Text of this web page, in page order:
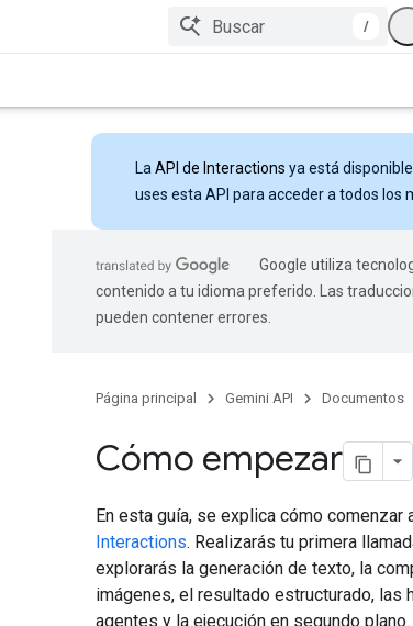
/
La API de Interactions ya está
uses esta API para acceder a todos los
Google utiliza
contenido a tu idioma preferido. Las
pueden contener errores.
Página principal Gemini API Documentos
Cómo empezar
En esta guía, se explica cómo comenzar
Interactions. Realizarás tu primera
explorarás la generación de texto, la
imágenes, el resultado estructurado, las
agentes y la ejecución en segundo plano.